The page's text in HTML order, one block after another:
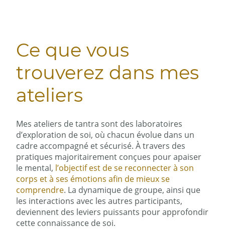
Ce que vous
trouverez dans mes
ateliers
Mes ateliers de tantra sont des laboratoires
d’exploration de soi, où chacun évolue dans un
cadre accompagné et sécurisé. À travers des
pratiques majoritairement conçues pour apaiser
le mental, l’objectif est de se reconnecter à son
corps et à ses émotions afin de mieux se
comprendre. La dynamique de groupe, ainsi que
les interactions avec les autres participants,
deviennent des leviers puissants pour approfondir
cette connaissance de soi.